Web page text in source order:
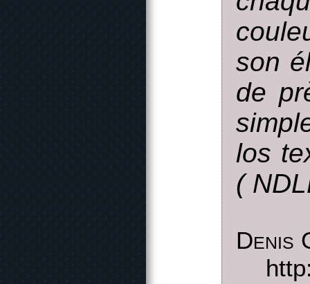
son
de
los
(
Denis